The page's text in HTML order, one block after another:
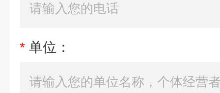
* 单位：